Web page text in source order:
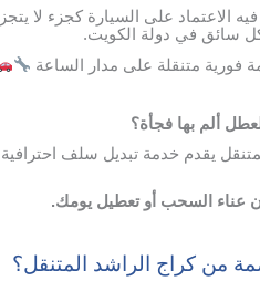
الاعتماد على السيارة كجزء لا
سائق في دولة الكويت.
متنقلة على مدار الساعة
ألم بها فجأة؟
يقدم خدمة تبديل سلف
عناء السحب أو تعطيل يومك.
من كراج الراشد المتنقل؟